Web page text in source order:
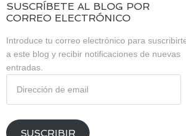
SUSCRÍBETE AL BLOG POR
CORREO ELECTRÓNICO
Introduce tu correo electrónico para
a este blog y recibir notificaciones de nuevas
entradas.
email
SUSCRIBIR